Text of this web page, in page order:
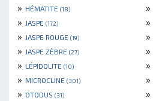
» HÉMATITE (18) »
» JASPE (172) »
» JASPE ROUGE (19) »
» JASPE ZÈBRE (27) »
» LÉPIDOLITE (10) »
» MICROCLINE (301) »
» OTODUS (31) »